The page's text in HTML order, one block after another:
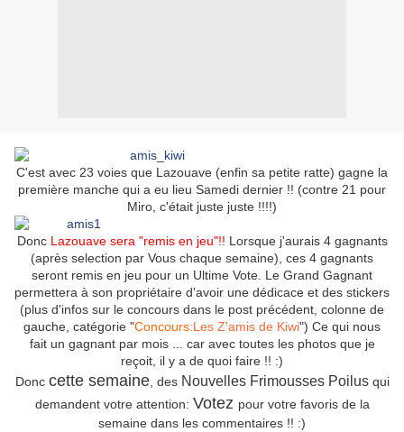
C'est avec 23 voies que Lazouave (enfin sa petite ratte) gagne la
première manche qui a eu lieu Samedi dernier !! (contre 21 pour
Miro, c'était juste juste !!!!)
Donc Lazouave sera "remis en jeu"!! Lorsque j'aurais 4 gagnants
(après selection par Vous chaque semaine), ces 4 gagnants
seront remis en jeu pour un Ultime Vote. Le Grand Gagnant
permettera à son propriétaire d'avoir une dédicace et des stickers
(plus d'infos sur le concours dans le post précédent, colonne de
gauche, catégorie "Concours:Les Z'amis de Kiwi") Ce qui nous
fait un gagnant par mois ... car avec toutes les photos que je
reçoit, il y a de quoi faire !! :)
Donc cette semaine, des Nouvelles Frimousses Poilusqui
demandent votre attention: Votez pour votre favoris de la
semaine dans les commentaires !! :)